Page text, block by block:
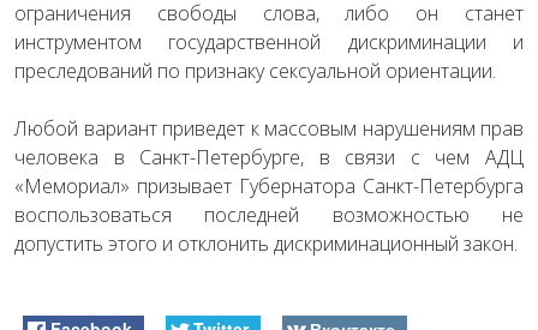
ограничения свободы слова, либо он станет
инструментом государственной дискриминации и
преследований по признаку сексуальной ориентации.
Любой вариант приведет к массовым нарушениям прав
человека в Санкт-Петербурге, в связи с чем АДЦ
«Мемориал» призывает Губернатора Санкт-Петербурга
воспользоваться последней возможностью не
допустить этого и отклонить дискриминационный закон.